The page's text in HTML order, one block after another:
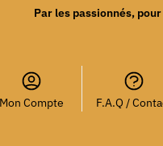
Par les passionnés,
Mon Compte F.A.Q /